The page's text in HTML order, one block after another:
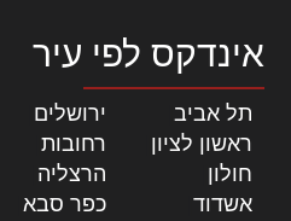
אינדקס לפי עיר
תל אביב ירושלים
ראשון לציון
רחובות
חולון
הרצליה
אשדוד
כפר סבא